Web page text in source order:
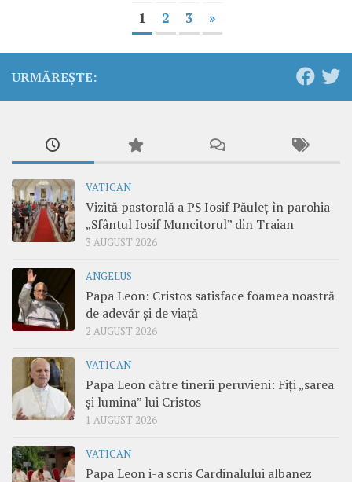
1 2 3 »
URMĂREȘTE:
VATICAN
Vizită pastorală a PS Iosif Păuleț în parohia
„Sfântul Iosif Muncitorul” din Traian
3 AUGUST 2026
ANGELUS
Papa Leon: Cristos satisface foamea noastră
de adevăr și de viață
2 AUGUST 2026
VATICAN
Papa Leon către tinerii peruvieni: Fiți „sarea
și lumina” lui Cristos
1 AUGUST 2026
VATICAN
Papa Leon i-a scris Cardinalului albanez